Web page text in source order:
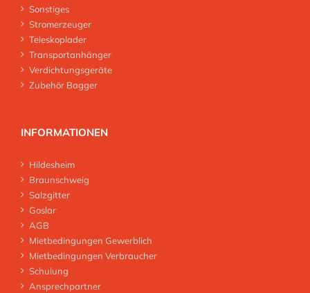
Sonstiges
Stromerzeuger
Teleskoplader
Transportanhänger
Verdichtungsgeräte
Zubehör Bagger
INFORMATIONEN
Hildesheim
Braunschweig
Salzgitter
Goslar
AGB
Mietbedingungen Gewerblich
Mietbedingungen Verbraucher
Schulung
Ansprechpartner